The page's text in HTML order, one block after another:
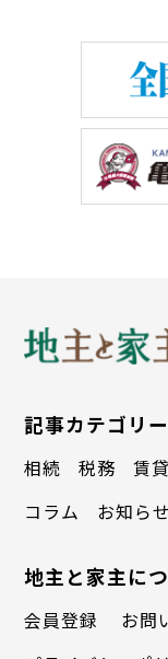
人は少ない
とても深い
あるグアナ
とする日系
の都市が抱え
れに建築でど
しします。
メキシコの都
は「ゲーテッ
Community
記事カテゴリー
相続 税務 賃
コラム
お知らせ
地主と家主に
会員登録 お問